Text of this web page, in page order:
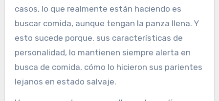
casos, lo que realmente están haciendo es
buscar comida, aunque tengan la panza llena. Y
esto sucede porque, sus características de
personalidad, lo mantienen siempre alerta en
busca de comida, cómo lo hicieron sus parientes
lejanos en estado salvaje.